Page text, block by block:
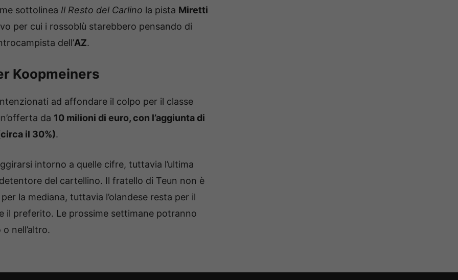
sottolinea Il Resto del Carlino la pista Miretti
per cui i rossoblù starebbero pensando di
dell’AZ.
Koopmeiners
ad affondare il colpo per il classe
da 10 milioni di euro, con l’aggiunta di
il 30%).
intorno a quelle cifre, tuttavia l’ultima
del cartellino. Il fratello di Teun non è
la mediana, tuttavia l’olandese resta per il
il preferito. Le prossime settimane potranno
nell’altro.